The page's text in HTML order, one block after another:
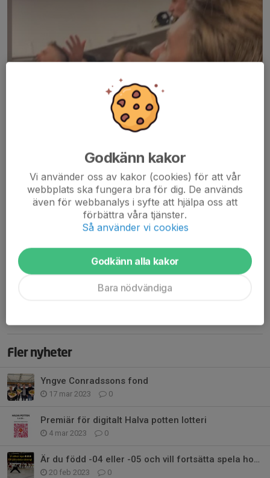
Efter fredagens vinst mot Mjölby på bortaplan säkrade A-laget
sin plats i Hockeyettan kommande säsong! Stort GRATTIS till
alla spelare, ledare, deras familjer, Styrelsen & funktionärer som
Fler nyheter
Yngve Conradssons fond
17 mar 2023 0
Premiär för digitalt Halva potten lotteri
4 mar 2023 0
Är du född -04 eller -05 och vill fortsätta spela hockey nästa säsong?
20 feb 2023 0
Godkänn kakor
Vi använder oss av kakor (cookies) för att vår
webbplats ska fungera bra för dig. De används
även för webbanalys i syfte att hjälpa oss att
förbättra våra tjänster.
Så använder vi cookies
Godkänn alla kakor
Bara nödvändiga